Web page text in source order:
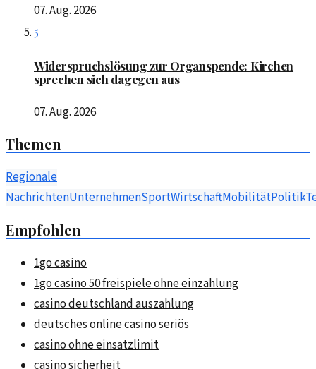
07. Aug. 2026
5
Widerspruchslösung zur Organspende: Kirchen
sprechen sich dagegen aus
07. Aug. 2026
Themen
Regionale
NachrichtenUnternehmenSportWirtschaftMobilitätPolitik
Empfohlen
1go casino
1go casino 50 freispiele ohne einzahlung
casino deutschland auszahlung
deutsches online casino seriös
casino ohne einsatzlimit
casino sicherheit